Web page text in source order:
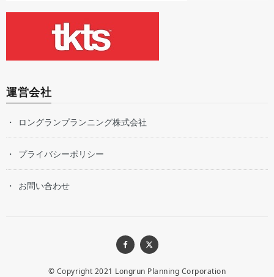
運営会社
ロングランプランニング株式会社
プライバシーポリシー
お問い合わせ
© Copyright 2021 Longrun Planning Corporation